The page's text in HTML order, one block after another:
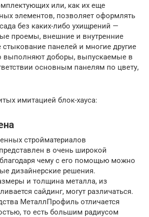
или, как их еще
элементов, позволяет оформлять
без каких-либо ухищрений —
проемы, внешние и внутренние
стыкование панелей и многие другие
выполняют доборы, выпускаемые в
основным панелям по цвету,
имитацией блок-хауса:
стройматериалов
в очень широкой
чему с его помощью можно
дизайнерские решения.
и толщина металла, из
сайдинг, могут различаться.
МеталлПрофиль отличается
то есть большим радиусом